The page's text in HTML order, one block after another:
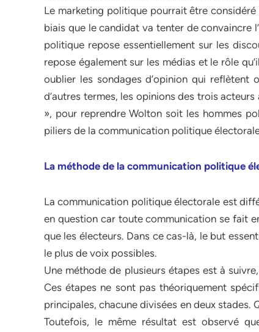
Le marketing politique pourrait être
biais que le candidat va tenter de convaincre
politique repose essentiellement sur les
repose également sur les médias et le rôle
oublier les sondages d’opinion qui
d’autres termes, les opinions des trois
», pour reprendre Wolton soit les hommes
piliers de la communication politique
La méthode de la communication politique
La communication politique électorale est
en question car toute communication se fait
que les électeurs. Dans ce cas-là, le but
le plus de voix possibles.
Une méthode de plusieurs étapes est à
Ces étapes ne sont pas théoriquement
principales, chacune divisées en deux stades.
Toutefois, le même résultat est observé